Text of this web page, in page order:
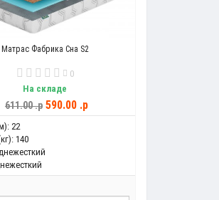
Матрас Фабрика Сна S2
0
На складе
611.00 .p 590.00 .p
22
140